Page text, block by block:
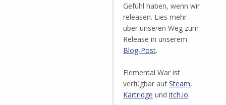
Gefühl haben, wenn wir
releasen. Lies mehr
über unseren Weg zum
Release in unserem
Blog-Post.
Elemental War ist
verfügbar aufSteam,
Kartridge und itch.io.